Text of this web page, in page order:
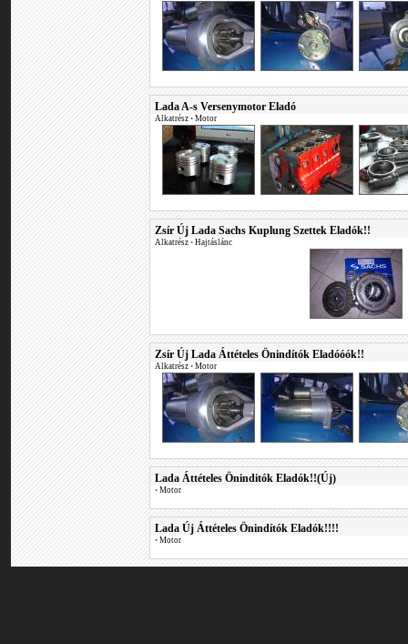
Lada A-s Versenymotor Eladó
Alkatrész • Motor
Zsír Új Lada Sachs Kuplung Szettek Eladók!!
Alkatrész • Hajtáslánc
Zsír Új Lada Áttételes Önindítók Eladóóók!!
Alkatrész • Motor
Lada Áttételes Öninditók Eladók!!(Új)
• Motor
Lada Új Áttételes Önindítók Eladók!!!!
• Motor